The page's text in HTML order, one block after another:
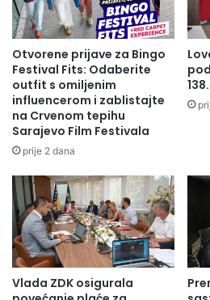
Stabilan posao;
Organizovan prijevoz;
Rad u uspješnoj i savremenoj
Mogućnost edukacije i razvoja
Ukoliko ispunjavate navedene
možete dostaviti na mail
poštom na adresu:
ALMA-RAS d.o.o. OLOVO
HR odjel
Otvorene prijave za Bingo
Festival Fits: Odaberite
outfit s omiljenim
influencerom i zablistajte
na Crvenom tepihu
Sarajevo Film Festivala
prije 2 dana
Vlada ZDK osigurala